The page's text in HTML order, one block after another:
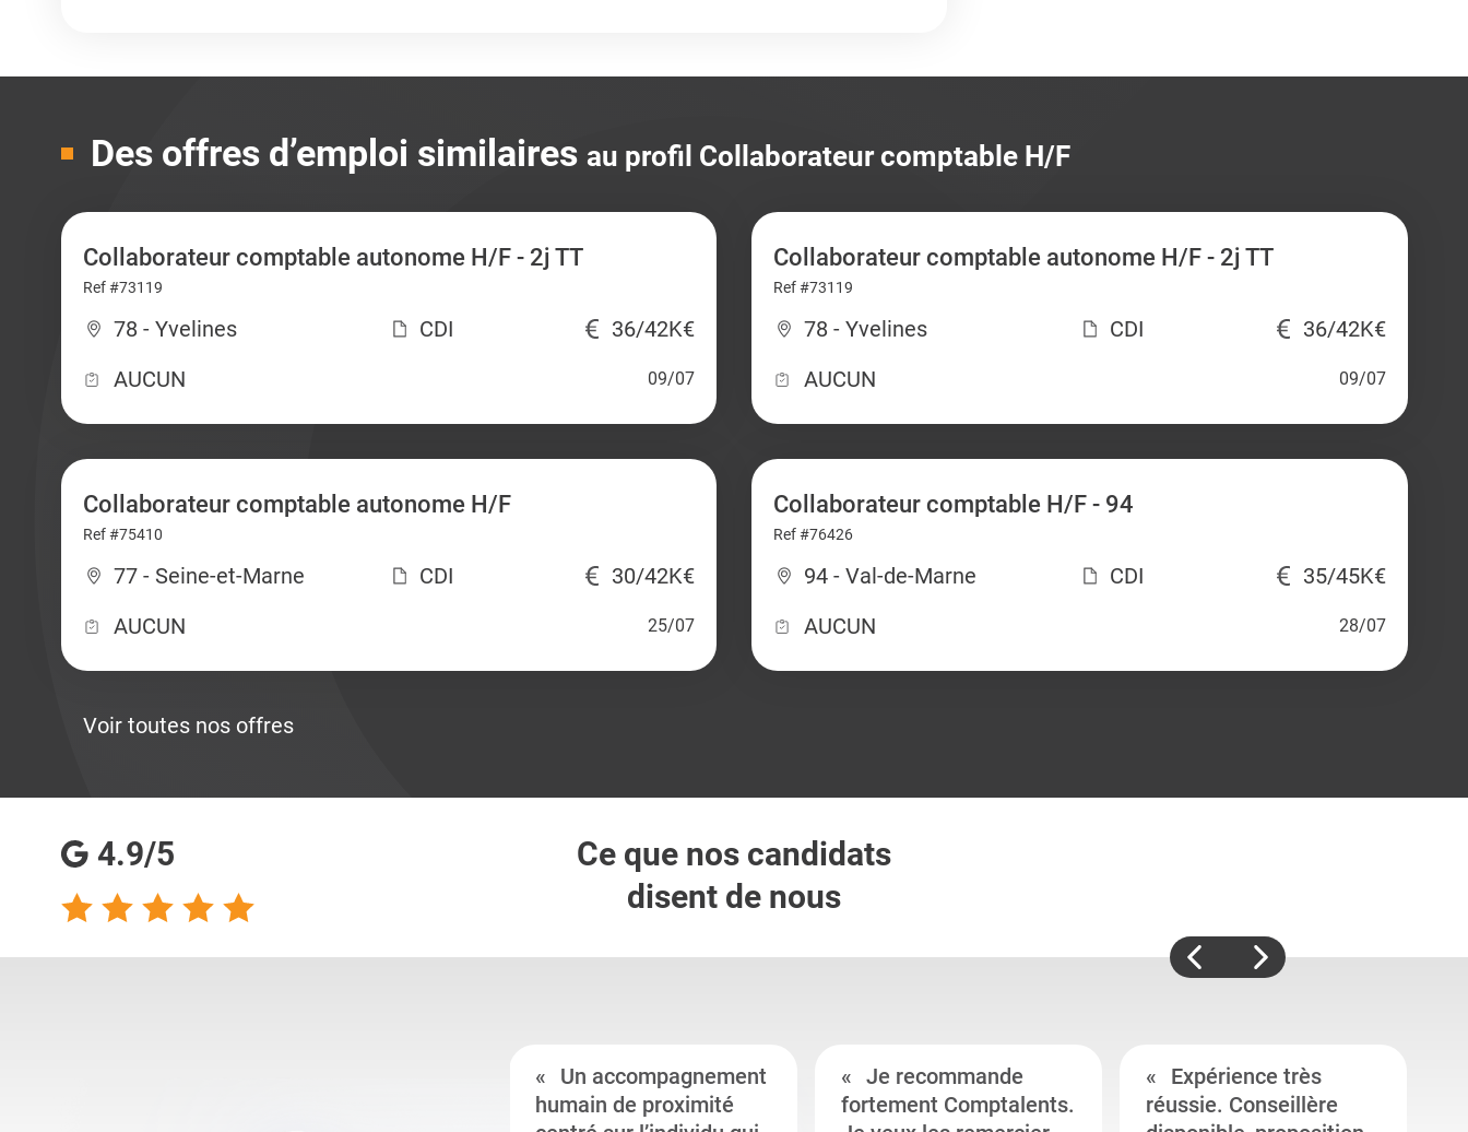
Des offres d’emploi similaires au profil Collaborateur comptable H/F
Collaborateur comptable autonome H/F - 2j TT
Ref #73119
78 - Yvelines CDI
36/42K€
AUCUN
09/07
Collaborateur comptable autonome H/F - 2j TT
Ref #73119
78 - Yvelines CDI
36/42K€
AUCUN
09/07
Collaborateur comptable autonome H/F
Ref #75410
77 - Seine-et-Marne CDI
30/42K€
AUCUN
25/07
Collaborateur comptable H/F - 94
Ref #76426
94 - Val-de-Marne CDI
35/45K€
AUCUN
28/07
Voir toutes nos offres
4.9/5
Ce que nos candidats
disent de nous
Un accompagnement
humain de proximité
Je recommande
fortement Comptalents.
Expérience très
réussie. Conseillère